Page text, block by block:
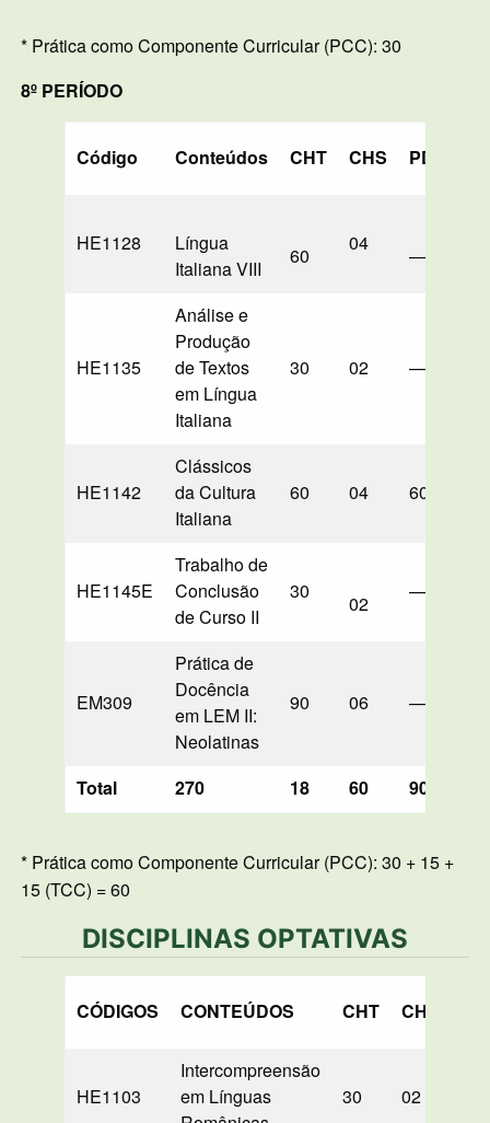
* Prática como Componente Curricular (PCC): 30
8º PERÍODO
Código Conteúdos CHT CHS PD
HE1128
Língua
Italiana VIII
60
04
—
HE1135
Análise e
Produção
de Textos
em Língua
Italiana
30 02 —
HE1142
Clássicos
da Cultura
Italiana
60 04 60
HE1145E
Trabalho de
Conclusão
de Curso II
30
02
—
EM309
Prática de
Docência
em LEM II:
Neolatinas
90 06 —
Total 270 18 60 90
* Prática como Componente Curricular (PCC): 30 + 15 +
15 (TCC) = 60
DISCIPLINAS OPTATIVAS
CÓDIGOS CONTEÚDOS CHT CHS
HE1103
Intercompreensão
em Línguas
30 02